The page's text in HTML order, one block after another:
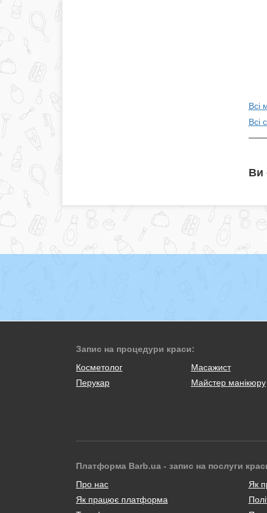
Всі
Всі
Ви
Запис на процедури краси:
Косметолог
Масажист
Перукар
Майстер манікюру
Платформа Barb.ua - запис на послуги
Про нас
Як працює платформа
Як